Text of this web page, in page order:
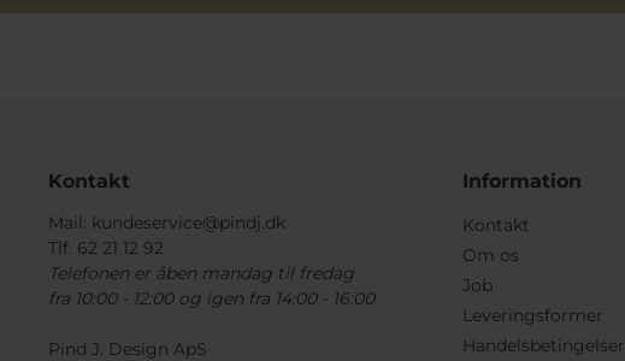
Kontakt
Mail: kundeservice@pindj.dk
Tlf. 62 21 12 92
Telefonen er åben mandag til fredag
fra 10:00 - 12:00 og igen fra 14:00 - 16:00
Pind J. Design ApS
Information
Kontakt
Om os
Job
Leveringsformer
Handelsbetingelser